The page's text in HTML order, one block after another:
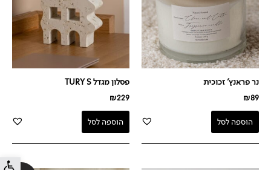
פתח
נר פראנץ' זכוכית
₪89
הוספה לסל
פסלון מגדל TURY S
₪229
הוספה לסל